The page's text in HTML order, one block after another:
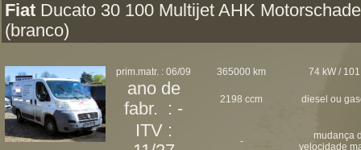
Fiat Ducato 30 100 Multijet AHK
(branco)
prim.matr. : 06/09 365000 km 74 kW /
ano de
fabr. : -
2198 ccm diesel ou
ITV :
-
mudança
velocidade